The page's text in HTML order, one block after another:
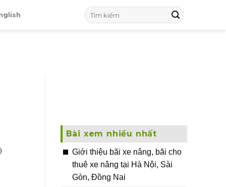
Bài xem nhiều nhất
Giới thiệu bãi xe nâng, bãi cho
thuê xe nâng tại Hà Nội, Sài
Gòn, Đồng Nai